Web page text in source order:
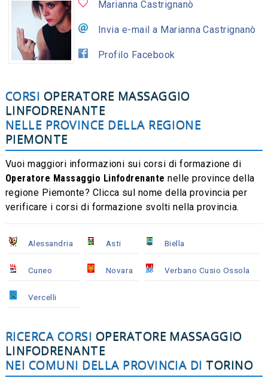
Marianna Castrignanò
Invia e-mail a Marianna Castrignanò
Profilo Facebook
CORSI OPERATORE MASSAGGIO
LINFODRENANTE
NELLE PROVINCE DELLA REGIONE
PIEMONTE
Vuoi maggiori informazioni sui corsi di formazione di
Operatore Massaggio Linfodrenante nelle province della
regione Piemonte? Clicca sul nome della provincia per
verificare i corsi di formazione svolti nella provincia.
Alessandria Asti Biella
Cuneo Novara Verbano Cusio Ossola
Vercelli
RICERCA CORSI OPERATORE MASSAGGIO
LINFODRENANTE
NEI COMUNI DELLA PROVINCIA DI TORINO